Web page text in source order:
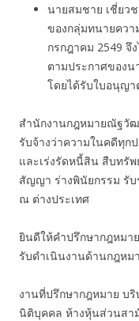
นายสมชาย เชี่ยว
ของกลุ่มทนายควา
กรกฎาคม 2549 จึ
ตามประกาศของ
โดยได้รับใบอนุญา
สำนักงานกฎหมายณัฐวั
รับจ้างว่าความในคดีทุก
และเร่งรัดหนี้สิน สืบทรั
สัญญา ร่างพินัยกรรม รับ
ณ ต่างประเทศ
ยินดีให้คำปรึกษากฎหมา
รับดำเนินงานด้านกฎห
งานที่ปรึกษากฎหมาย บ
นิติบุคคล ห้างหุ้นส่วนสา